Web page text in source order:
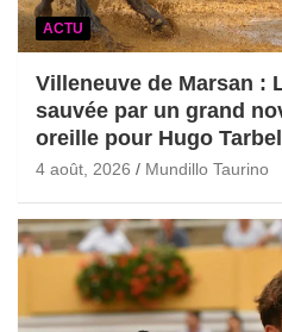
ACTU
Villeneuve de Marsan :
sauvée par un grand
oreille pour Hugo
4 août, 2026 Mundillo Taurino